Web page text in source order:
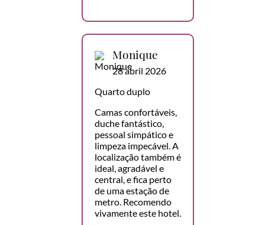
Monique
28 abril 2026
Quarto duplo
Camas confortáveis,
duche fantástico,
pessoal simpático e
limpeza impecável. A
localização também é
ideal, agradável e
central, e fica perto
de uma estação de
metro. Recomendo
vivamente este hotel.